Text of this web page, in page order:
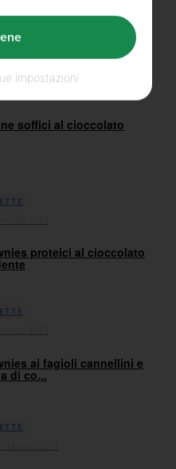
soffici al cioccolato
proteici al cioccolato
ai fagioli cannellini e
di co...
impostazioni